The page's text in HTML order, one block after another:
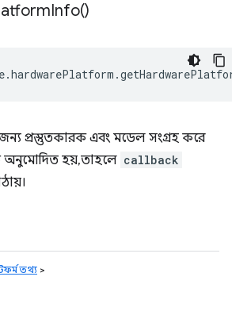
Info()
.hardwarePlatform .
জন্য প্রস্তুতকারক এবং মডেল সংগ্রহ করে
অনুমোদিত হয়, তাহলে callback
তথ্য >